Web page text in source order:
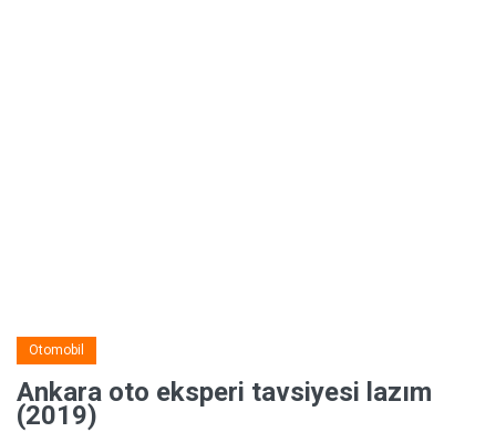
Otomobil
Ankara oto eksperi tavsiyesi lazım
(2019)